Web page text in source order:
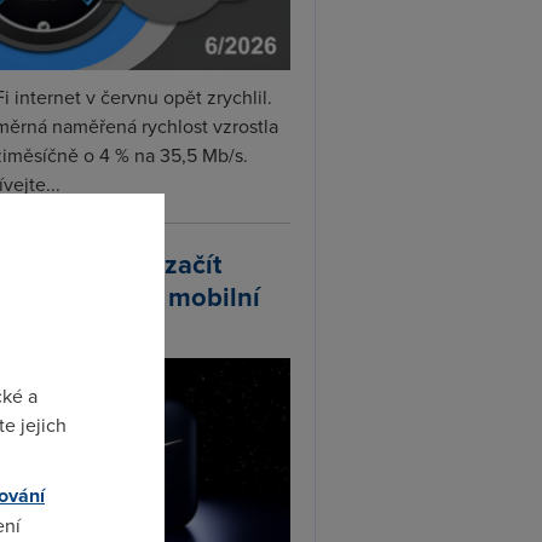
internet v červnu opět zrychlil.
naměřená rychlost vzrostla
o 4 % na 35,5 Mb/s.
plánuje začít
vlastní mobilní
a
jejich